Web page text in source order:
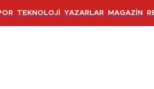
TEKNOLOJİ YAZARLAR MAGAZİN